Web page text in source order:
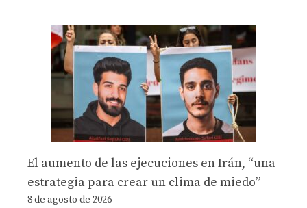
El aumento de las ejecuciones en Irán, “una
estrategia para crear un clima de miedo”
8 de agosto de 2026